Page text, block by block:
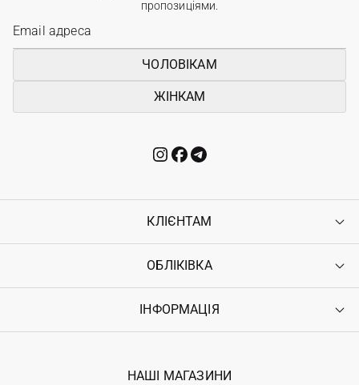
пропозиціями.
ЧОЛОВІКАМ
ЖІНКАМ
КЛІЄНТАМ
Контакти
Повернення
Гарантія
ОБЛІКІВКА
Увійти
Ostriv Club+
ІНФОРМАЦІЯ
Наші магазини
НАШІ МАГАЗИНИ